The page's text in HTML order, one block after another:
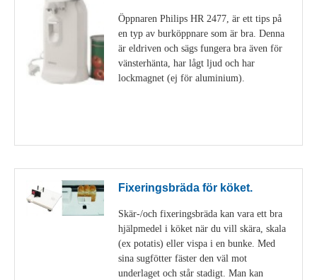
Öppnaren Philips HR 2477, är ett tips på
en typ av burköppnare som är bra. Denna
är eldriven och sägs fungera bra även för
vänsterhänta, har lågt ljud och har
lockmagnet (ej för aluminium).
Fixeringsbräda för köket.
Skär-/och fixeringsbräda kan vara ett bra
hjälpmedel i köket när du vill skära, skala
(ex potatis) eller vispa i en bunke. Med
sina sugfötter fäster den väl mot
underlaget och står stadigt. Man kan